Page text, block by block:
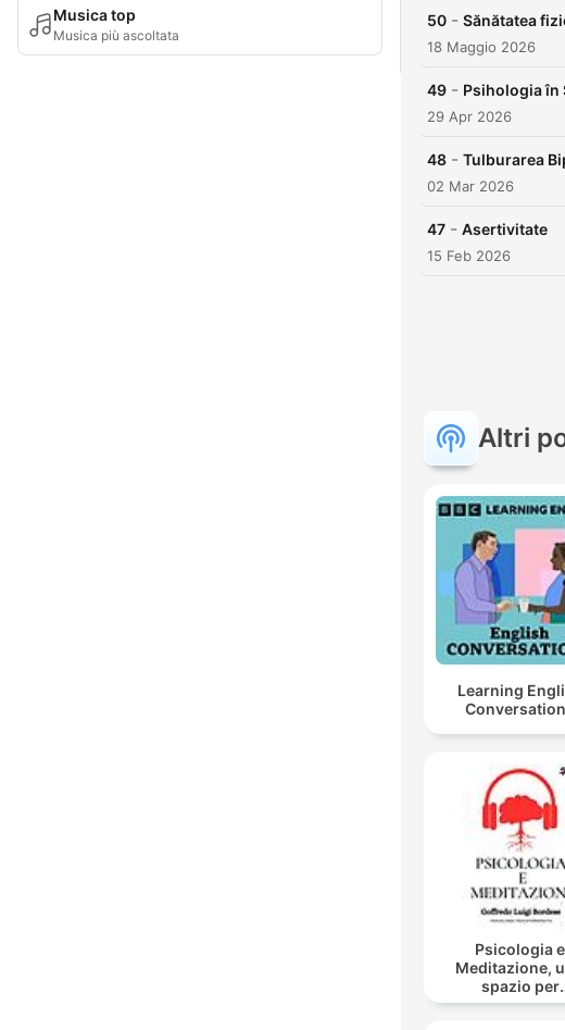
Musica top
Musica più ascoltata
50 - Sănătatea
18 Maggio 2026
49 - Psihologia în
29 Apr 2026
48 - Tulburarea
02 Mar 2026
47 - Asertivitate
15 Feb 2026
Altri
Learning
Psicologia e
Meditazione,
spazio per